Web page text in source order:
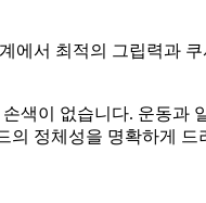
서 최적의 그립력과
색이 없습니다. 운동과
의 정체성을 명확하게 드